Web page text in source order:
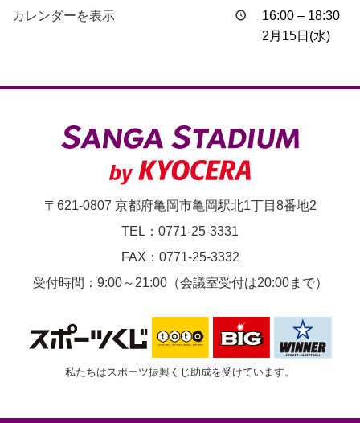
16:00 – 18:30
2月15日(水)
カレンダーを表示
〒621-0807 京都府亀岡市亀岡駅北1丁目8番地2
TEL：0771-25-3331
FAX：0771-25-3332
受付時間：9:00～21:00（会議室受付は20:00まで）
私たちはスポーツ振興くじ助成を受けています。